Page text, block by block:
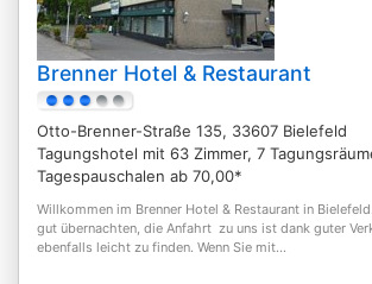
Brenner Hotel & Restaurant
Otto-Brenner-Straße 135, 33607 Bielefeld
Tagungshotel mit 63 Zimmer, 7
Tagespauschalen ab 70,00*
Willkommen im Brenner Hotel & Restaurant in
gut übernachten, die Anfahrt zu uns ist dank guter
ebenfalls leicht zu finden. Wenn Sie mit...